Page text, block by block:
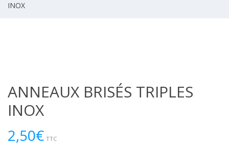
INOX
ANNEAUX BRISÉS TRIPLES
INOX
2,50€ TTC